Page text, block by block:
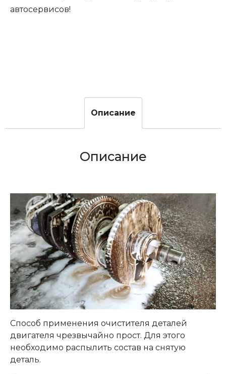
автосервисов!
Описание
Описание
Способ применения очистителя деталей
двигателя чрезвычайно прост. Для этого
необходимо распылить состав на снятую
деталь.